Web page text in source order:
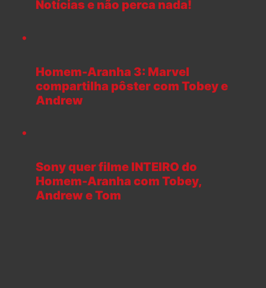
Notícias e não perca nada!
Homem-Aranha 3: Marvel
compartilha pôster com Tobey e
Andrew
Sony quer filme INTEIRO do
Homem-Aranha com Tobey,
Andrew e Tom